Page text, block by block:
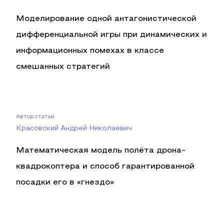
Моделирование одной антагонистической
дифференциальной игры при динамических и
информационных помехах в классе
смешанных стратегий
Автор статьи
Красовский Андрей Николаевич
Математическая модель полёта дрона-
квадрокоптера и способ гарантированной
посадки его в «гнездо»